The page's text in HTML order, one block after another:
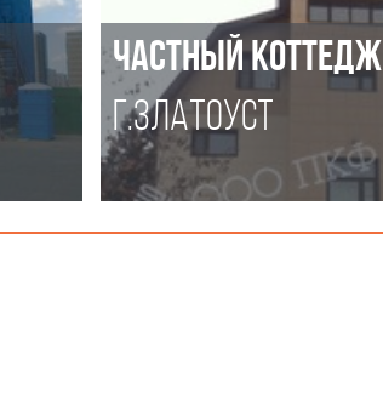
ЧАСТНЫЙ КОТТЕДЖ
Г.ЗЛАТОУСТ